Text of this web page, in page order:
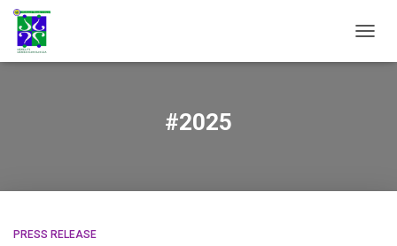
#2025
PRESS RELEASE